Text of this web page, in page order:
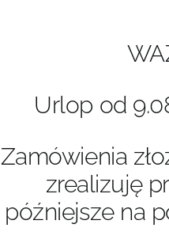
Urlop od
Zamówienia
zrealizuję
późniejsze na